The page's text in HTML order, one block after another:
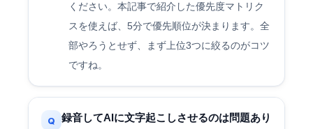
ください。本記事で紹介した優先度マトリク
スを使えば、5分で優先順位が決まります。全
部やろうとせず、まず上位3つに絞るのがコツ
ですね。
Q
録音してAIに文字起こしさせるのは問題あり